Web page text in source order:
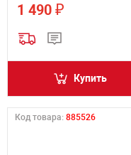
1 490 ₽
Купить
Код товара: 885526